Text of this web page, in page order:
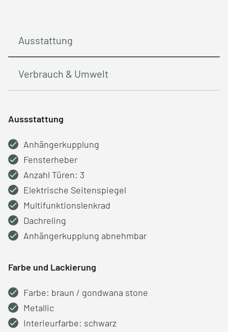
Ausstattung
Verbrauch & Umwelt
Aussstattung
Anhängerkupplung
Fensterheber
Anzahl Türen: 3
Elektrische Seitenspiegel
Multifunktionslenkrad
Dachreling
Anhängerkupplung abnehmbar
Farbe und Lackierung
Farbe: braun / gondwana stone
Metallic
Interieurfarbe: schwarz